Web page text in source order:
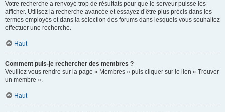
Votre recherche a renvoyé trop de résultats pour que le serveur puisse les
afficher. Utilisez la recherche avancée et essayez d’être plus précis dans les
termes employés et dans la sélection des forums dans lesquels vous souhaitez
effectuer une recherche.
Haut
Comment puis-je rechercher des membres ?
Veuillez vous rendre sur la page « Membres » puis cliquer sur le lien « Trouver
un membre ».
Haut